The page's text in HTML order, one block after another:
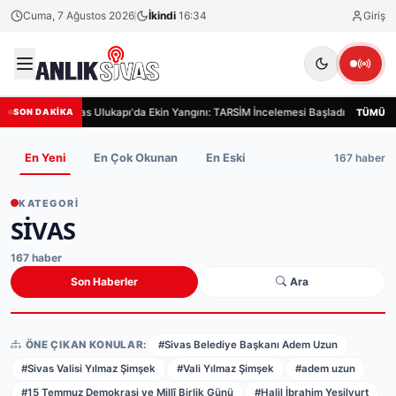
Cuma, 7 Ağustos 2026 İkindi 16:34 Giriş
SON DAKİKASivas Ulukapı'da Ekin Yangını: TARSİM İncelemesi Başladı TÜMÜ
En Yeni En Çok Okunan En Eski 167 haber
KATEGORI
SIVAS
167 haber
Son Haberler
Ara
ÖNE ÇIKAN KONULAR:
#Sivas Belediye Başkanı Adem Uzun
#Sivas Valisi Yılmaz Şimşek
#Vali Yılmaz Şimşek
#adem uzun
#15 Temmuz Demokrasi ve Millî Birlik Günü
#Halil İbrahim Yeşilyurt